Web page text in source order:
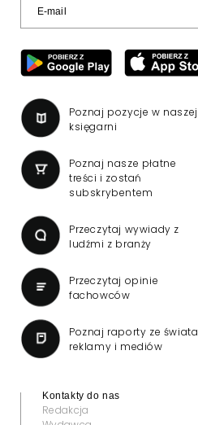
Poznaj pozycje w naszej
księgarni
Poznaj nasze płatne
treści i zostań
subskrybentem
Przeczytaj wywiady z
ludźmi z branży
Przeczytaj opinie
fachowców
Poznaj raporty ze świata
reklamy i mediów
Kontakty do nas
Redakcja